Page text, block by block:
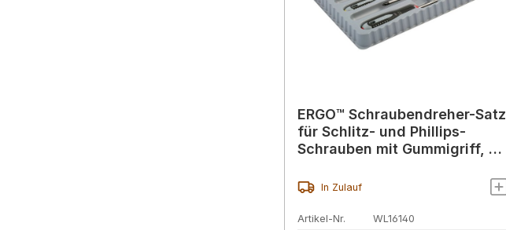
ERGO™ Schraubendreher-Satz
für Schlitz- und Phillips-
Schrauben mit Gummigriff, 6-
In Zulauf
Artikel-Nr. WL16140